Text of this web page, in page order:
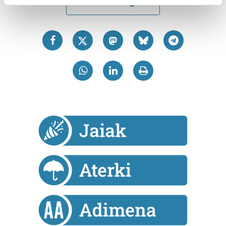
Guk eta gure bazkideek zure datu pertsonalak
prozesatzen ditugu, zure IP zenbakia, besteak beste,
teknologia erabiliz, cookieak adibidez, iragarki eta eduki
pertsonalizatuak eskaintzeko, iragarkiak eta edukia
erabiltzen dituen hauta dezakezu.
Bazkide batzuek ez dizute baimenik eskatzen, eta beren
interes komertzial legitimoetan babesten dira. Ikusi gure
bazkideen zerrenda, beren ustez zein helburutarako
duten interes legitimoa eta horren aurka nola egin
Lortu zure datu pertsonalak prozesatzeko moduari